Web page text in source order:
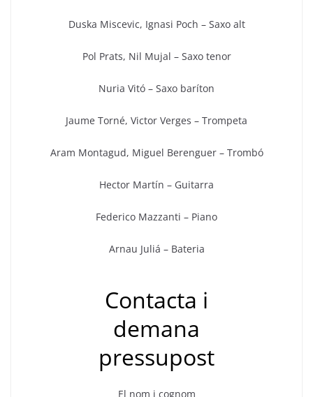
Duska Miscevic, Ignasi Poch – Saxo alt
Pol Prats, Nil Mujal – Saxo tenor
Nuria Vitó – Saxo baríton
Jaume Torné, Victor Verges – Trompeta
Aram Montagud, Miguel Berenguer – Trombó
Hector Martín – Guitarra
Federico Mazzanti – Piano
Arnau Juliá – Bateria
Contacta i
demana
pressupost
El nom i cognom